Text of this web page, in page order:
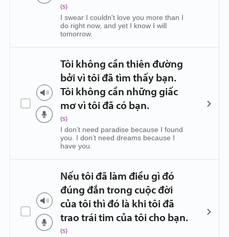
(s)
I swear I couldn't love you more than I
do right now, and yet I know I will
tomorrow.
Tôi không cần thiên đường
bởi vì tôi đã tìm thấy bạn.
Tôi không cần những giấc
mơ vì tôi đã có bạn.
(s)
I don’t need paradise because I found
you. I don’t need dreams because I
have you.
Nếu tôi đã làm điều gì đó
đúng đắn trong cuộc đời
của tôi thì đó là khi tôi đã
trao trái tim của tôi cho bạn.
(s)